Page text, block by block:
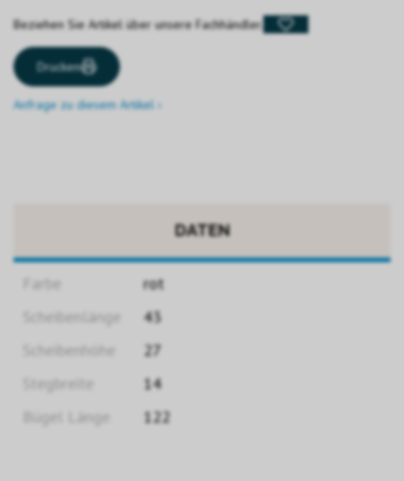
Beziehen Sie Artikel über unsere Fachhändler.
Drucken
Anfrage zu diesem Artikel ›
DATEN
Farbe
rot
Scheibenlänge
43
Scheibenhöhe
27
Stegbreite
14
Bügel Länge
122